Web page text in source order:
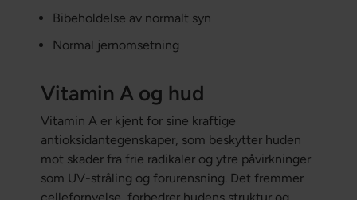
Bibeholdelse av normalt syn
Normal jernomsetning
Vitamin A og hud
Vitamin A er kjent for sine kraftige
antioksidantegenskaper, som beskytter huden
mot skader fra frie radikaler og ytre påvirkninger
som UV-stråling og forurensning. Det fremmer